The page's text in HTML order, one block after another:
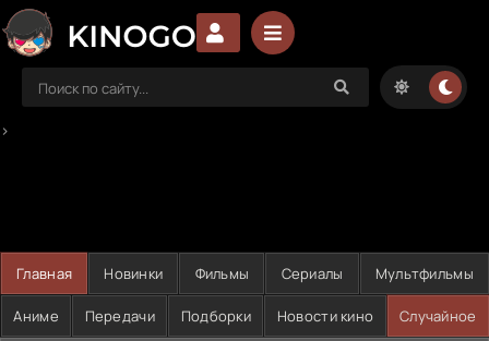
>
Главная Новинки Фильмы Сериалы Мультфильмы
Аниме Передачи Подборки Новости кино Случайное